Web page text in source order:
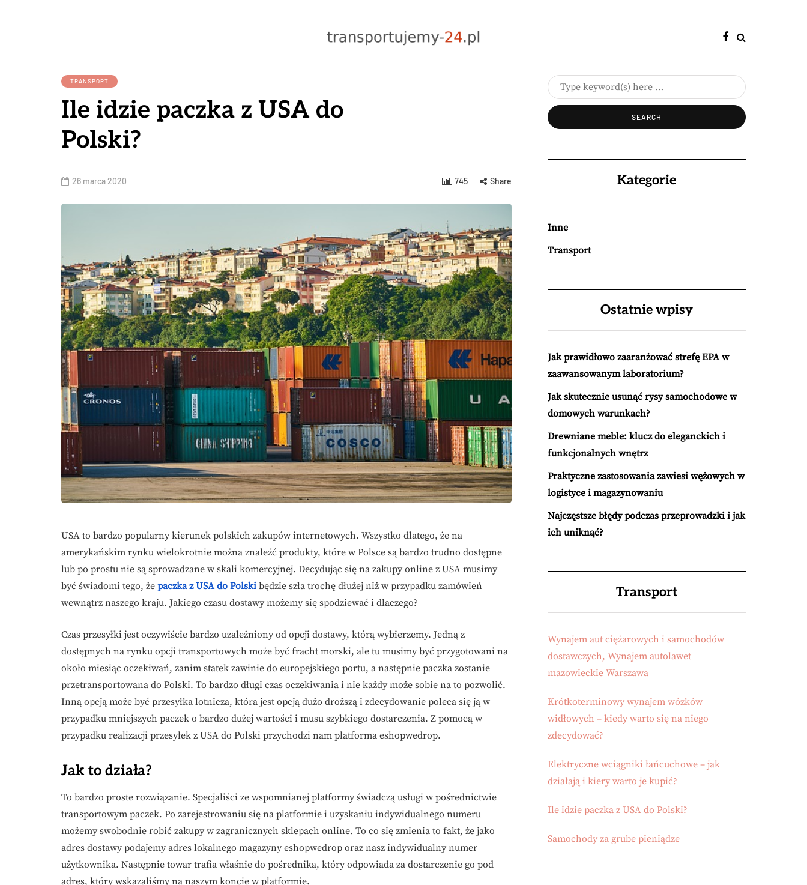
TRANSPORT
Ile idzie paczka z USA do
Polski?
26 marca 2020 745 Share
USA to bardzo popularny kierunek polskich zakupów internetowych. Wszystko dlatego, że na
amerykańskim rynku wielokrotnie można znaleźć produkty, które w Polsce są bardzo trudno dostępne
lub po prostu nie są sprowadzane w skali komercyjnej. Decydując się na zakupy online z USA musimy
być świadomi tego, że paczka z USA do Polski będzie szła trochę dłużej niż w przypadku zamówień
wewnątrz naszego kraju. Jakiego czasu dostawy możemy się spodziewać i dlaczego?
Czas przesyłki jest oczywiście bardzo uzależniony od opcji dostawy, którą wybierzemy. Jedną z
dostępnych na rynku opcji transportowych może być fracht morski, ale tu musimy być przygotowani na
około miesiąc oczekiwań, zanim statek zawinie do europejskiego portu, a następnie paczka zostanie
przetransportowana do Polski. To bardzo długi czas oczekiwania i nie każdy może sobie na to pozwolić.
Inną opcją może być przesyłka lotnicza, która jest opcją dużo droższą i zdecydowanie poleca się ją w
przypadku mniejszych paczek o bardzo dużej wartości i musu szybkiego dostarczenia. Z pomocą w
przypadku realizacji przesyłek z USA do Polski przychodzi nam platforma eshopwedrop.
Jak to działa?
To bardzo proste rozwiązanie. Specjaliści ze wspomnianej platformy świadczą usługi w pośrednictwie
transportowym paczek. Po zarejestrowaniu się na platformie i uzyskaniu indywidualnego numeru
możemy swobodnie robić zakupy w zagranicznych sklepach online. To co się zmienia to fakt, że jako
adres dostawy podajemy adres lokalnego magazyny eshopwedrop oraz nasz indywidualny numer
użytkownika. Następnie towar trafia właśnie do pośrednika, który odpowiada za dostarczenie go pod
adres, który wskazaliśmy na naszym koncie w platformie.
Kategorie
Inne
Transport
Ostatnie wpisy
Jak prawidłowo zaaranżować strefę EPA w
zaawansowanym laboratorium?
Jak skutecznie usunąć rysy samochodowe w
domowych warunkach?
Drewniane meble: klucz do eleganckich i
funkcjonalnych wnętrz
Praktyczne zastosowania zawiesi wężowych w
logistyce i magazynowaniu
Najczęstsze błędy podczas przeprowadzki i jak
ich uniknąć?
Transport
Wynajem aut ciężarowych i samochodów
dostawczych, Wynajem autolawet
mazowieckie Warszawa
Krótkoterminowy wynajem wózków
widłowych – kiedy warto się na niego
zdecydować?
Elektryczne wciągniki łańcuchowe – jak
działają i kiery warto je kupić?
Ile idzie paczka z USA do Polski?
Samochody za grube pieniądze